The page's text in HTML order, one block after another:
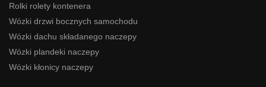
Rolki rolety kontenera
Wózki drzwi bocznych samochodu
Wózki dachu składanego naczepy
Wózki plandeki naczepy
Wózki kłonicy naczepy